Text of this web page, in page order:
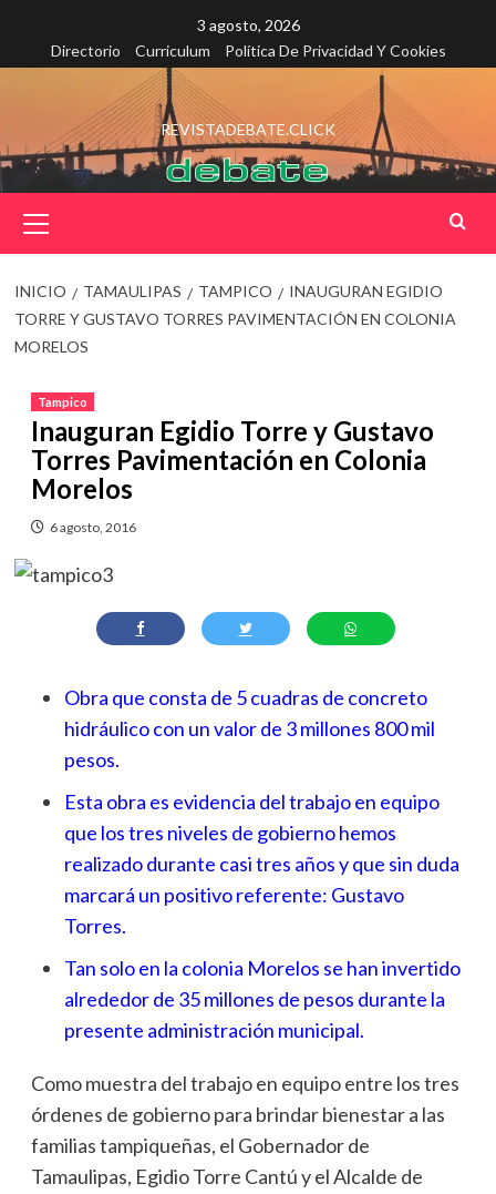
contenido
3 agosto, 2026
Directorio
Curriculum Política De Privacidad Y Cookies
REVISTADEBATE.CLICK
principal
INICIO TAMAULIPAS TAMPICO
INAUGURAN EGIDIO
TORRE Y GUSTAVO TORRES PAVIMENTACIÓN EN COLONIA
MORELOS
Tampico
Inauguran Egidio Torre y Gustavo
Torres Pavimentación en Colonia
Morelos
6 agosto, 2016
Obra que consta de 5 cuadras de concreto
hidráulico con un valor de 3 millones 800 mil
pesos.
Esta obra es evidencia del trabajo en equipo
que los tres niveles de gobierno hemos
realizado durante casi tres años y que sin duda
marcará un positivo referente: Gustavo
Torres.
Tan solo en la colonia Morelos se han invertido
alrededor de 35 millones de pesos durante la
presente administración municipal.
Como muestra del trabajo en equipo entre los tres
órdenes de gobierno para brindar bienestar a las
familias tampiqueñas, el Gobernador de
Tamaulipas, Egidio Torre Cantú y el Alcalde de